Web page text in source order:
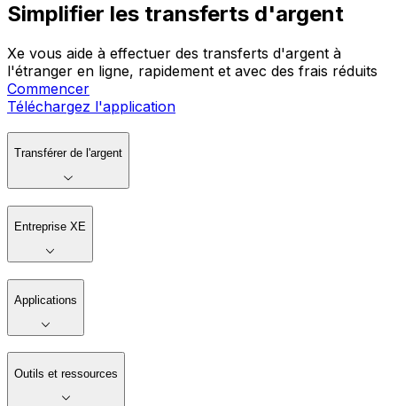
Simplifier les transferts d'argent
Xe vous aide à effectuer des transferts d'argent à
l'étranger en ligne, rapidement et avec des frais réduits
Commencer
Téléchargez l'application
Transférer de l'argent
Entreprise XE
Applications
Outils et ressources